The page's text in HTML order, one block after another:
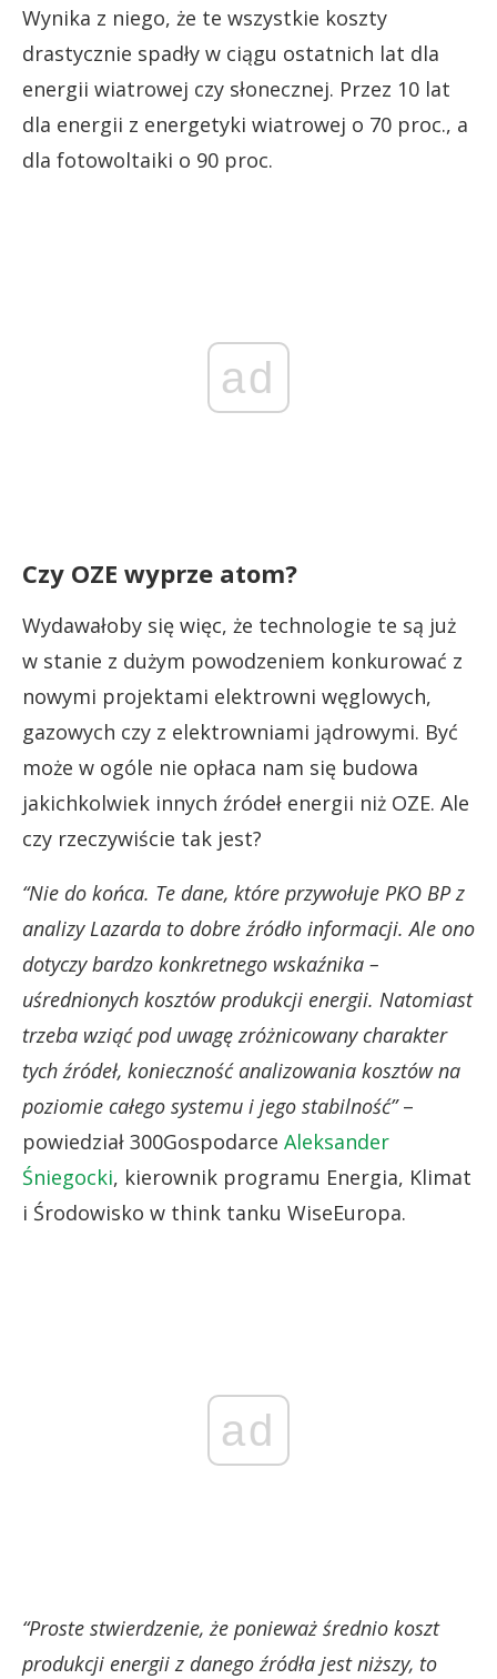
Wynika z niego, że te wszystkie koszty
drastycznie spadły w ciągu ostatnich lat dla
energii wiatrowej czy słonecznej. Przez 10 lat
dla energii z energetyki wiatrowej o 70 proc., a
dla fotowoltaiki o 90 proc.
ad
Czy OZE wyprze atom?
Wydawałoby się więc, że technologie te są już
w stanie z dużym powodzeniem konkurować z
nowymi projektami elektrowni węglowych,
gazowych czy z elektrowniami jądrowymi. Być
może w ogóle nie opłaca nam się budowa
jakichkolwiek innych źródeł energii niż OZE. Ale
czy rzeczywiście tak jest?
“Nie do końca. Te dane, które przywołuje PKO BP z
analizy Lazarda to dobre źródło informacji. Ale ono
dotyczy bardzo konkretnego wskaźnika –
uśrednionych kosztów produkcji energii. Natomiast
trzeba wziąć pod uwagę zróżnicowany charakter
tych źródeł, konieczność analizowania kosztów na
poziomie całego systemu i jego stabilność”–
powiedział 300Gospodarce Aleksander
Śniegocki, kierownik programu Energia, Klimat
i Środowisko w think tanku WiseEuropa.
ad
“Proste stwierdzenie, że ponieważ średnio koszt
produkcji energii z danego źródła jest niższy, to